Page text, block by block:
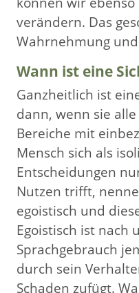
verändern. Das
Wahrnehmung
Wann ist eine
Ganzheitlich ist
dann, wenn sie
Bereiche mit
Mensch sich als
Entscheidungen
Nutzen trifft,
egoistisch und
Egoistisch ist nach
Sprachgebrauch
durch sein
Schaden zufügt.